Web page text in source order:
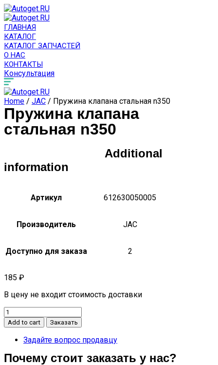
ГЛАВНАЯ
КАТАЛОГ
КАТАЛОГ ЗАПЧАСТЕЙ
О НАС
КОНТАКТЫ
Консультация
Home / JAC / Пружина клапана стальная n350
Пружина клапана
стальная n350
Additional
information
Артикул 612630050005
Производитель JAC
Доступно для заказа 2
185 ₽
В цену не входит стоимость доставки
Пружина
клапана
стальная
n350
Add to cart Заказать
Задайте вопрос продавцу
Почему стоит заказать у нас?